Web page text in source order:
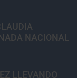
NACIONAL
LLEVANDO